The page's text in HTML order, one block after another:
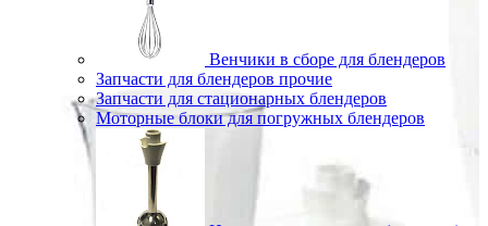
Венчики в сборе для блендеров
Запчасти для блендеров прочие
Запчасти для стационарных блендеров
Моторные блоки для погружных блендеров